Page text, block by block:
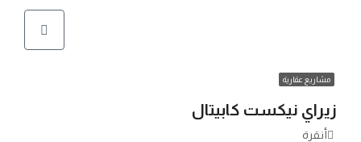
مشاريع عقارية
زيراي نيكست كابيتال
أنقرة